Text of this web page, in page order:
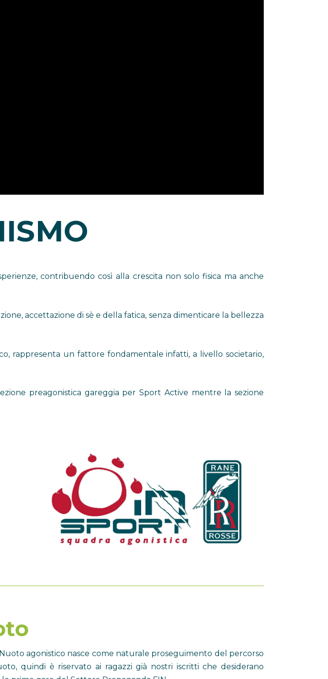
contribuendo così alla crescita non solo fisica ma anche
accettazione di sè e della fatica, senza dimenticare la bellezza
rappresenta un fattore fondamentale infatti, a livello societario,
preagonistica gareggia per Sport Active mentre la sezione
agonistico nasce come naturale proseguimento del percorso
quindi è riservato ai ragazzi già nostri iscritti che desiderano